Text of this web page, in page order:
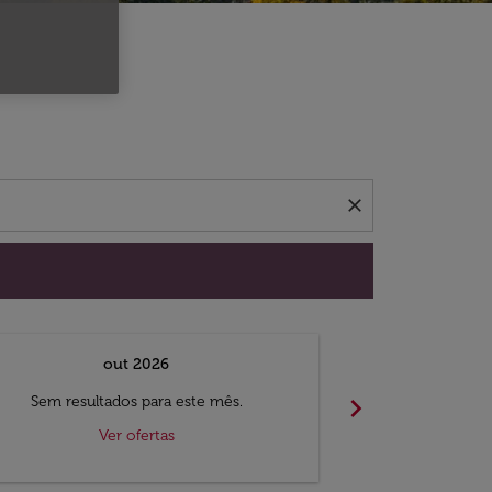
close
out 2026
Sem resultados para este mês.
Ver ofertas
chevron_right